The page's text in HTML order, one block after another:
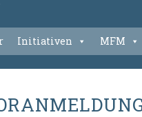
Initiativen MFM